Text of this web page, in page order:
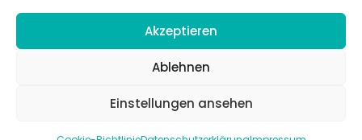
Akzeptieren
Ablehnen
Einstellungen ansehen
© 2026 jugendarbeit.online